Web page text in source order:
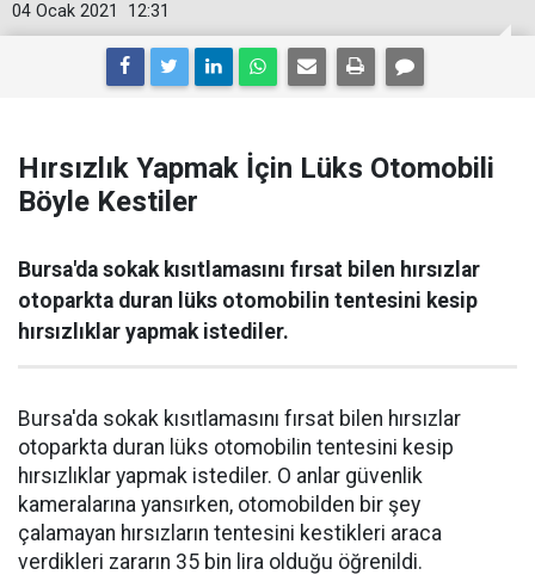
12:31
04 Ocak 2021
Hırsızlık Yapmak İçin Lüks Otomobili
Böyle Kestiler
Bursa'da sokak kısıtlamasını fırsat bilen hırsızlar
otoparkta duran lüks otomobilin tentesini kesip
hırsızlıklar yapmak istediler.
Bursa'da sokak kısıtlamasını fırsat bilen hırsızlar
otoparkta duran lüks otomobilin tentesini kesip
hırsızlıklar yapmak istediler. O anlar güvenlik
kameralarına yansırken, otomobilden bir şey
çalamayan hırsızların tentesini kestikleri araca
verdikleri zararın 35 bin lira olduğu öğrenildi.